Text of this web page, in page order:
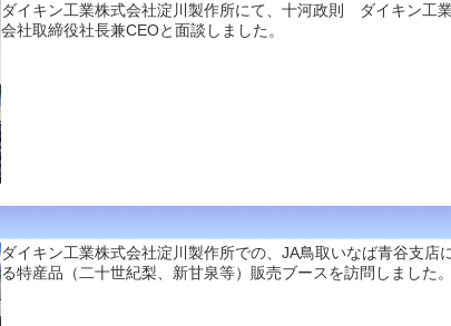
ダイキン工業株式会社淀川製作所にて、十河政則 ダイキン工
会社取締役社長兼CEOと面談しました。
ダイキン工業株式会社淀川製作所での、JA鳥取いなば青谷支店
る特産品（二十世紀梨、新甘泉等）販売ブースを訪問しました